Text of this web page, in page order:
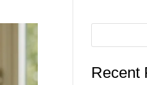
Recent